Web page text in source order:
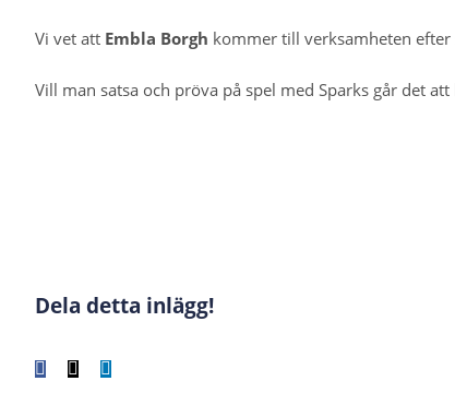
Vi vet att Embla Borgh kommer till verksamheten efter
Vill man satsa och pröva på spel med Sparks går det att
Dela detta inlägg!
Facebook